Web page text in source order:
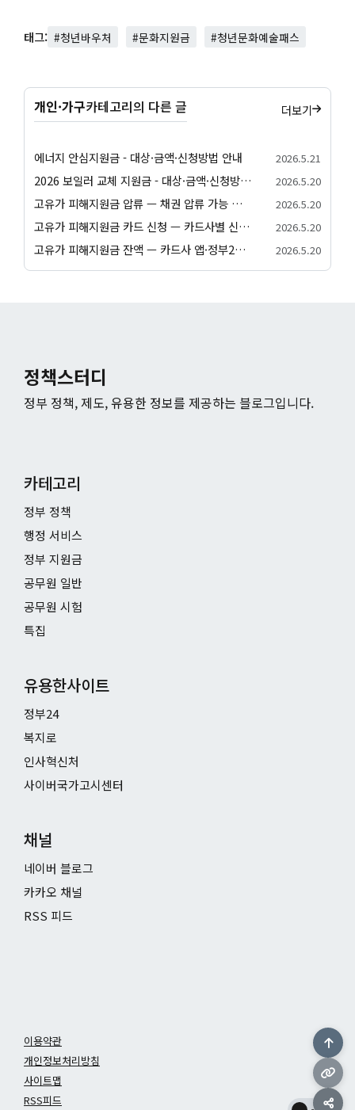
태그: #청년바우처 #문화지원금 #청년문화예술패스
개인·가구카테고리의 다른 글 더보기
에너지 안심지원금 - 대상·금액·신청방법 안내 2026.5.21
2026 보일러 교체 지원금 - 대상·금액·신청방법 안내 2026.5.20
고유가 피해지원금 압류 — 채권 압류 가능 여부와 보호 절차 안내 2026.5.20
고유가 피해지원금 카드 신청 — 카드사별 신청 방법과 발급 절차 안내 2026.5.20
고유가 피해지원금 잔액 — 카드사 앱·정부24·앱별 잔액 조회 방법 2026.5.20
정책스터디
정부 정책, 제도, 유용한 정보를 제공하는 블로그입니다.
카테고리
정부 정책
행정 서비스
정부 지원금
공무원 일반
공무원 시험
특집
유용한사이트
정부24
복지로
인사혁신처
사이버국가고시센터
채널
네이버 블로그
카카오 채널
RSS 피드
이용약관
개인정보처리방침
사이트맵
RSS피드